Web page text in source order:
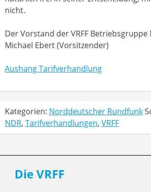
nicht.
Der Vorstand der VRFF Betriebsgruppe
Michael Ebert (Vorsitzender)
Aushang Tarifverhandlung
Kategorien: Norddeutscher Rundfunk
NDR, Tarifverhandlungen, VRFF
Die VRFF